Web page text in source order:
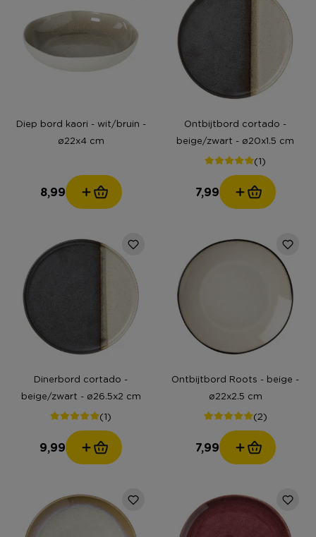
Diep bord kaori - wit/bruin -
ø22x4 cm
8,99
Ontbijtbord cortado -
beige/zwart - ø20x1.5 cm
(1)
7,99
Dinerbord cortado -
beige/zwart - ø26.5x2 cm
(1)
9,99
Ontbijtbord Roots - beige -
ø22x2.5 cm
(2)
7,99